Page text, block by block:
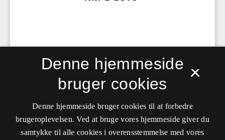
×
Denne hjemmeside
bruger cookies
Denne hjemmeside bruger cookies til at forbedre
brugeroplevelsen. Ved at bruge vores hjemmeside giver du
samtykke til alle cookies i overensstemmelse med vores